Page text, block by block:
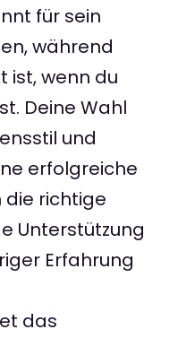
für sein
während
ist, wenn du
Deine Wahl
und
erfolgreiche
die richtige
Unterstützung
Erfahrung
das